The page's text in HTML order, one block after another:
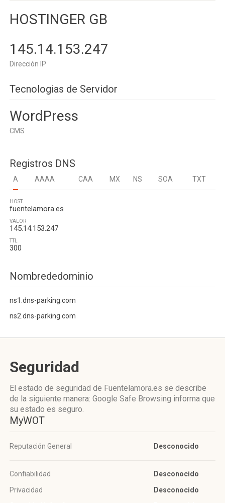
HOSTINGER GB
145.14.153.247
Dirección IP
Tecnologias de Servidor
WordPress
CMS
Registros DNS
A AAAA CAA MX NS SOA TXT
HOST
fuentelamora.es
VALOR
145.14.153.247
TTL
300
Nombrededominio
ns1.dns-parking.com
ns2.dns-parking.com
Seguridad
El estado de seguridad de Fuentelamora.es se describe
de la siguiente manera: Google Safe Browsing informa que
su estado es seguro.
MyWOT
Reputación General Desconocido
Confiabilidad
Desconocido
Privacidad
Desconocido